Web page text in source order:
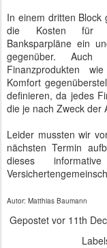
In einem dritten Block
die Kosten für
Banksparpläne ein
gegenüber.
Finanzprodukten
Komfort
definieren, da jedes
die je nach Zweck der
Leider mussten wir
nächsten Termin
dieses
Autor: Matthias Baumann
Gepostet vor 11th